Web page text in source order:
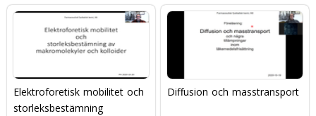
Elektroforetisk mobilitet och
storleksbestämning
Diffusion och masstransport